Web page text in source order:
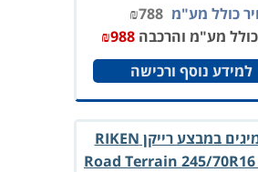
כולל מע"מ ₪788
מע"מ והרכבה
₪988
למידע נוסף ורכישה
4 צמיגים במבצע רייקן RIKEN
Road Terrain 245/70R16